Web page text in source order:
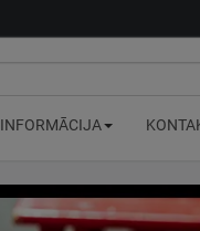
INFORMĀCIJA